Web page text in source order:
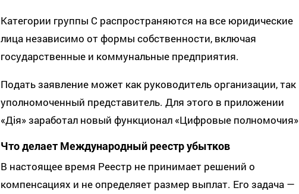
Категории группы C распространяются на все юридические
лица независимо от формы собственности, включая
государственные и коммунальные предприятия.
Подать заявление может как руководитель организации, так
уполномоченный представитель. Для этого в приложении
«Дія» заработал новый функционал «Цифровые
Что делает Международный реестр убытков
В настоящее время Реестр не принимает решений о
компенсациях и не определяет размер выплат. Его задача —